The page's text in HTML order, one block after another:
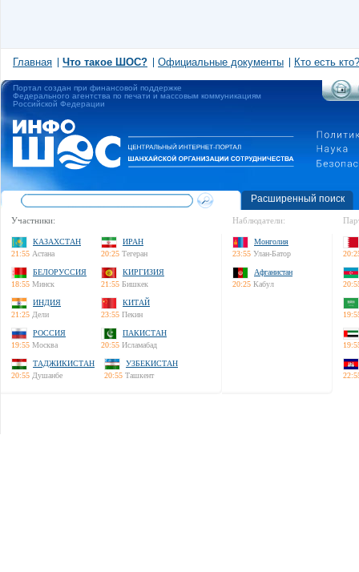
Главная Что такое ШОС? Официальные документы Кто есть кто?
Портал создан при финансовой поддержке
Федерального агентства по печати и массовым коммуникациям
Российской Федерации
Расширенный поиск
Участники:
КАЗАХСТАН
21:55 Астана
ИРАН
20:25 Тегеран
БЕЛОРУССИЯ
18:55 Минск
КИРГИЗИЯ
21:55 Бишкек
ИНДИЯ
21:25 Дели
КИТАЙ
23:55 Пекин
РОССИЯ
19:55 Москва
ПАКИСТАН
20:55 Исламабад
ТАДЖИКИСТАН
20:55 Душанбе
УЗБЕКИСТАН
20:55 Ташкент
Наблюдатели:
Монголия
23:55 Улан-Батор
Афганистан
20:25 Кабул